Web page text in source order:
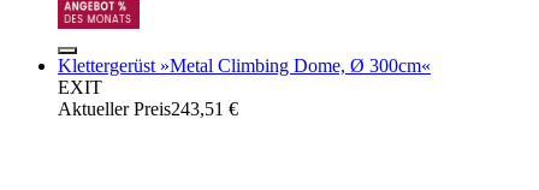
Klettergerüst »Metal Climbing Dome, Ø 300cm«
EXIT
Aktueller Preis243,51 €